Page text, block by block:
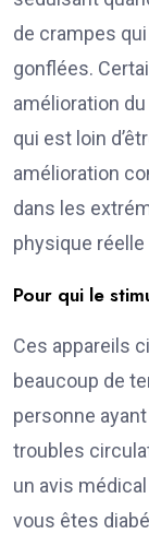
de crampes
gonflées.
amélioration du
qui est loin
amélioration
dans les
physique
Pour qui le
Ces appareils
beaucoup de
personne
troubles
un avis
vous êtes